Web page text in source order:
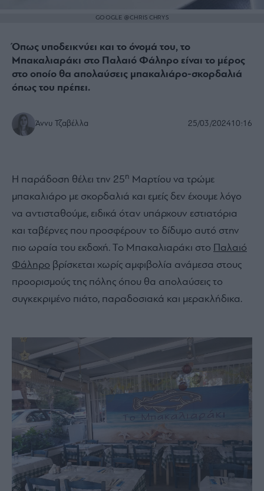
GOOGLE @CHRIS CHRYS
Όπως υποδεικνύει και το όνομά του, το
Μπακαλιαράκι στο Παλαιό Φάληρο είναι το μέρος
στο οποίο θα απολαύσεις μπακαλιάρο-σκορδαλιά
όπως του πρέπει.
Άννυ Τζαβέλλα 25/03/202410:16
Η παράδοση θέλει την 25η Μαρτίου να τρώμε
μπακαλιάρο με σκορδαλιά και εμείς δεν έχουμε λόγο
να αντισταθούμε, ειδικά όταν υπάρχουν εστιατόρια
και ταβέρνες που προσφέρουν το δίδυμο αυτό στην
πιο ωραία του εκδοχή. Το Μπακαλιαράκι στο Παλαιό
Φάληρο βρίσκεται χωρίς αμφιβολία ανάμεσα στους
προορισμούς της πόλης όπου θα απολαύσεις το
συγκεκριμένο πιάτο, παραδοσιακά και μερακλήδικα.